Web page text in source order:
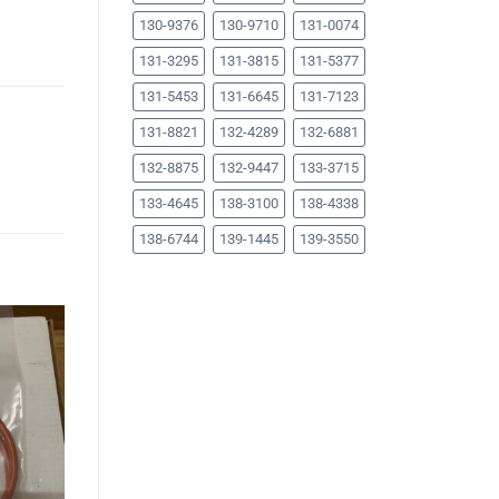
130-9376 130-9710 131-0074
131-3295 131-3815 131-5377
131-5453 131-6645 131-7123
131-8821 132-4289 132-6881
132-8875 132-9447 133-3715
133-4645 138-3100 138-4338
138-6744 139-1445 139-3550